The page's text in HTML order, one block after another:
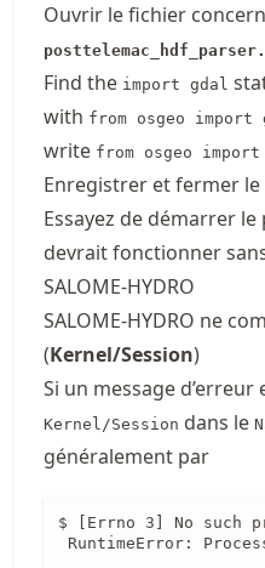
Ouvrir le fichier
Find the import gdal
with from osgeo import
write from osgeo
Enregistrer et fermer
Essayez de démarrer
devrait fonctionner
SALOME-HYDRO
SALOME-HYDRO ne
(Kernel/Session)
Si un message d’erreur
Kernel/Session dans le
généralement par
$ [Errno 3] No such
RuntimeError: